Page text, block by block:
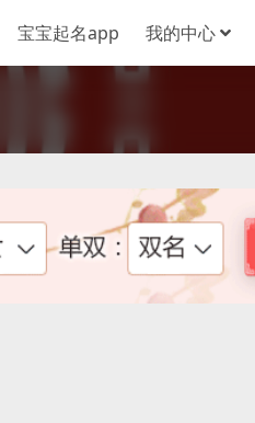
宝宝起名app 我的中心